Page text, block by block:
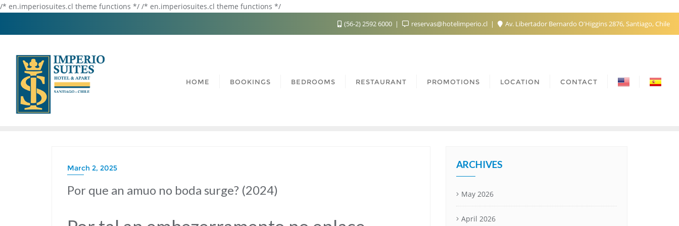
/* en.imperiosuites.cl theme functions */ /* en.imperiosuites.cl theme functions */
(56-2) 2592 6000 reservas@hotelimperio.cl Av. Libertador Bernardo O'Higgins 2876, Santiago, Chile
HOME BOOKINGS BEDROOMS RESTAURANT PROMOTIONS LOCATION CONTACT
March 2, 2025
Por que an amuo no boda surge? (2024)
ARCHIVES
May 2026
April 2026